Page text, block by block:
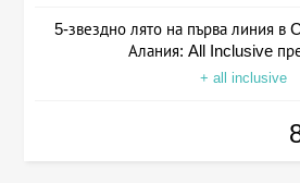
5-звездно лято на първа линия в
Алания: All Inclusive
+ all inclusive